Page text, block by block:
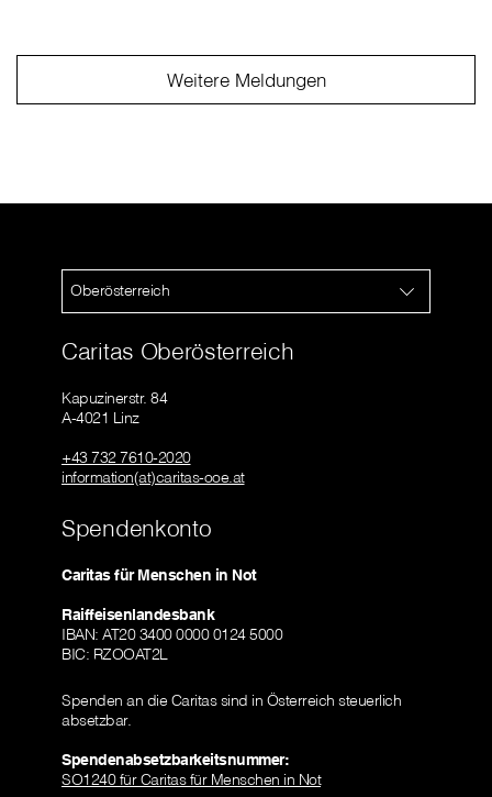
Weitere Meldungen
Oberösterreich
Caritas Oberösterreich
Kapuzinerstr. 84
A-4021 Linz
+43 732 7610-2020
information(at)caritas-ooe.at
Spendenkonto
Caritas für Menschen in Not
Raiffeisenlandesbank
IBAN: AT20 3400 0000 0124 5000
BIC: RZOOAT2L
Spenden an die Caritas sind in Österreich steuerlich
absetzbar.
Spendenabsetzbarkeitsnummer:
SO1240 für Caritas für Menschen in Not